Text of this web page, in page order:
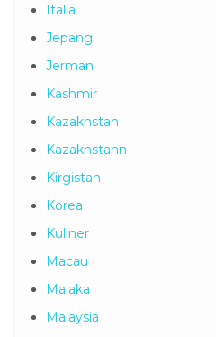
Italia
Jepang
Jerman
Kashmir
Kazakhstan
Kazakhstann
Kirgistan
Korea
Kuliner
Macau
Malaka
Malaysia